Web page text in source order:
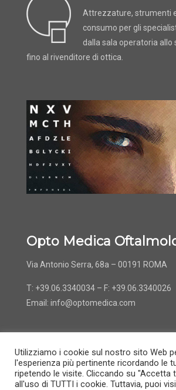
Attrezzature, strumenti
consumo per gli
dalla sala operatoria allo
fino al rivenditore di ottica.
Opto Medica
Via Antonio Serra, 68a – 00191 ROMA
T: +39.06.3340034 – F: +39.06.3340026
Email: info@optomedica.com
© 2022 OptoMedica -Informativa e
Utilizziamo i cookie sul nostro sito Web
l'esperienza più pertinente ricordando le
ripetendo le visite. Cliccando su "Accetta
all'uso di TUTTI i cookie. Tuttavia, puoi